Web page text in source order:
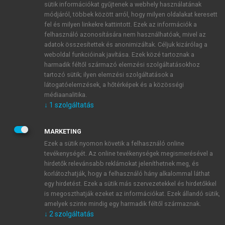
ÚJ FIÓK LÉTREHOZÁSA
1 óra díjmentes hozzáférés
E-MAIL-CÍM
JELSZÓ
JELSZÓ ÚJRA
Kérek értesítést a MeRSZ újdonságairól, akcióiról.
Kérek értesítést az Akadémiai Kiadó Zrt. újdonságairól,
sütik információkat gyűjtenek a webhely használatának
módjáról, többek között arról, hogy milyen oldalakat keresett
fel és milyen linkekre kattintott. Ezek az információk a
felhasználó azonosítására nem használhatóak, mivel az
adatok összesítettek és anonimizáltak. Céljuk kizárólag a
weboldal funkcióinak javítása. Ezek közé tartoznak a
harmadik féltől származó elemzési szolgáltatásokhoz
tartozó sütik; ilyen elemzési szolgáltatások a
látogatóelemzések, a hőtérképek és a közösségi
médiaanalitika.
↓ 1 szolgáltatás
MARKETING
Ezek a sütik nyomon követik a felhasználó online
tevékenységét. Az online tevékenységek megismerésével a
hirdetők relevánsabb reklámokat jeleníthetnek meg, és
korlátozhatják, hogy a felhasználó hány alkalommal láthat
egy hirdetést. Ezek a sütik más szervezetekkel és hirdetőkkel
is megoszthatják ezeket az információkat. Ezek állandó sütik,
amelyek szinte mindig egy harmadik féltől származnak.
↓ 2 szolgáltatás